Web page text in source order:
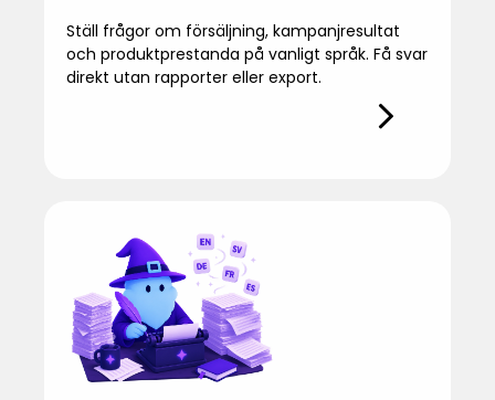
Ställ frågor om försäljning, kampanjresultat
och produktprestanda på vanligt språk. Få svar
direkt utan rapporter eller export.